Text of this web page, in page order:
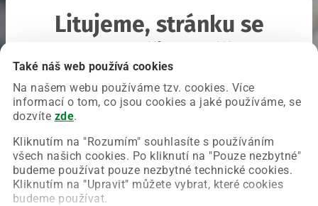
Také náš web používá cookies
Na našem webu používáme tzv. cookies. Více
informací o tom, co jsou cookies a jaké používáme, se
dozvíte zde.
Kliknutím na "Rozumím" souhlasíte s používáním
všech našich cookies. Po kliknutí na "Pouze nezbytné"
budeme používat pouze nezbytné technické cookies.
Kliknutím na "Upravit" můžete vybrat, které cookies
budeme používat.
Litujeme, stránku se
Chyba nastala na naší straně a už ji opravujeme.
Zkuste prosím znovu načíst požadovanou stránku.
Obnovit stránku Úvodní strana